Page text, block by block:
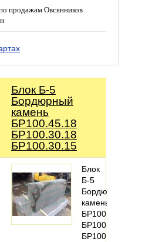
продажам Овсянников
Блок Б-5
Бордюрный
камень
БР100.45.18
БР100.30.18
БР100.30.15
Блок
Б-5
Бордюрный
камень
БР100.45.18
БР100.30.18
БР100.30.15